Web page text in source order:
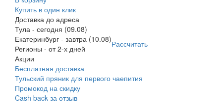
Купить в один клик
Доставка до адреса
Тула - сегодня (09.08)
Екатеринбург - завтра (10.08)Рассчитать
Регионы - от 2-х дней
Акции
Бесплатная доставка
Тульский пряник для первого чаепития
Промокод на скидку
Cash back за отзыв